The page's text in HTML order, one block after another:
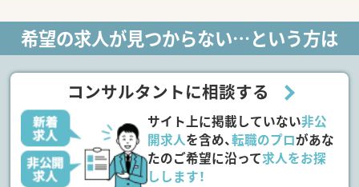
希望の求人が見つからない…という方は
コンサルタントに相談する
サイト上に掲載していない非公
開求人を含め、転職のプロがあな
たのご希望に沿って求人をお探
しします！